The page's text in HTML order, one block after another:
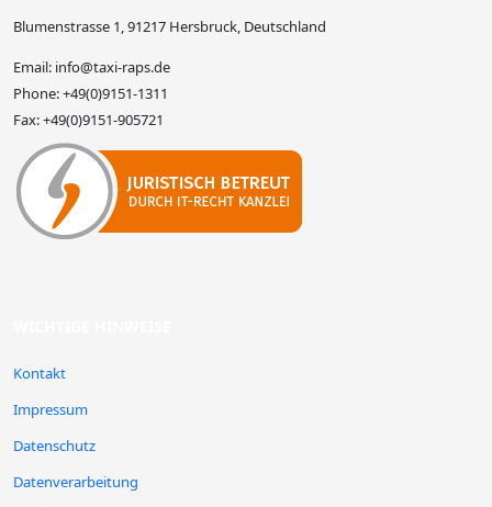
Blumenstrasse 1, 91217 Hersbruck, Deutschland
Email: info@taxi-raps.de
Phone:+49(0)9151-1311
Fax:+49(0)9151-905721
Kontakt
Impressum
Datenschutz
Datenverarbeitung